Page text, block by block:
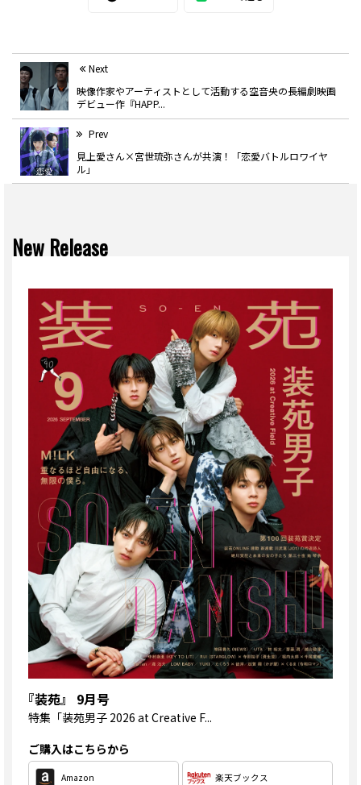
Next
映像作家やアーティストとして活動する空音央の長編劇映画
デビュー作『HAPP...
Prev
見上愛さん×宮世琉弥さんが共演！「恋愛バトルロワイヤ
ル」
New Release
『装苑』 9月号
特集 「装苑男子 2026 at Creative F...
ご購入はこちらから
Amazon 楽天ブックス